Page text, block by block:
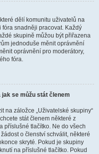
dělí komunitu uživatelů na
snadněji pracovat. Každý
skupině můžou být přiřazena
jednoduše měnit oprávnění
oprávnění pro moderátory,
fóra.
se můžu stát členem
na záložce „Uživatelské skupiny“
stát členem některé z
příslušné tlačítko. Ne do všech
o členství schválit, některé
skryté. Pokud je skupiny
na příslušné tlačítko. Pokud